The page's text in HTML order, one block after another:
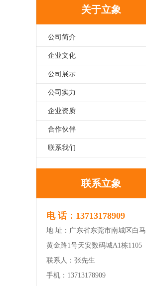
关于立象
公司简介
企业文化
公司展示
公司实力
企业资质
合作伙伴
联系我们
联系立象
电 话：13713178909
地 址：广东省东莞市南城区白马
黄金路1号天安数码城A1栋1105
联系人：张先生
手机：13713178909